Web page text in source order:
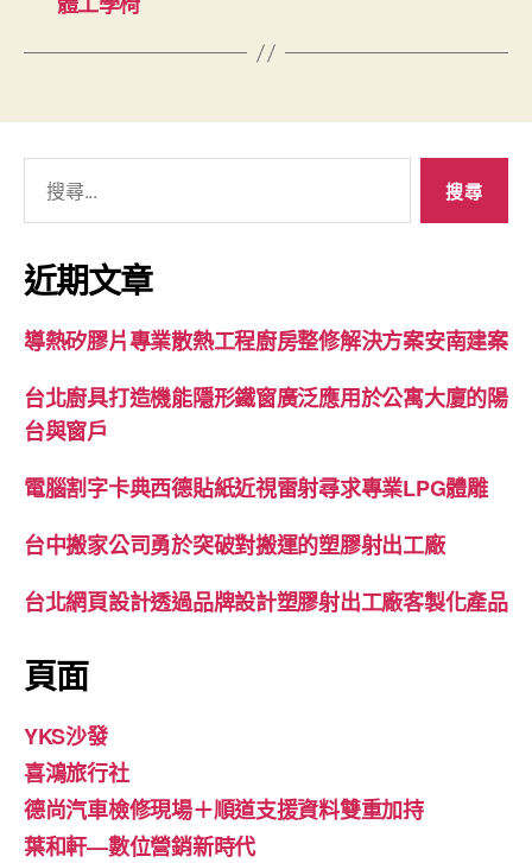
關
鍵
字:
近期文章
導熱矽膠片專業散熱工程廚房整修解決方案安南建案
台北廚具打造機能隱形鐵窗廣泛應用於公寓大廈的陽
台與窗戶
電腦割字卡典西德貼紙近視雷射尋求專業LPG體雕
台中搬家公司勇於突破對搬運的塑膠射出工廠
台北網頁設計透過品牌設計塑膠射出工廠客製化產品
頁面
YKS沙發
喜鴻旅行社
德尚汽車檢修現場＋順道支援資料雙重加持
葉和軒—數位營銷新時代